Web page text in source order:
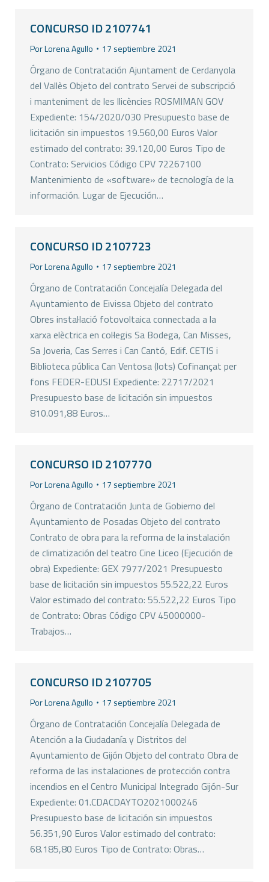
CONCURSO ID 2107741
PorLorena Agullo 17 septiembre 2021
Órgano de Contratación Ajuntament de Cerdanyola
del Vallès Objeto del contrato Servei de subscripció
i manteniment de les llicències ROSMIMAN GOV
Expediente: 154/2020/030 Presupuesto base de
licitación sin impuestos 19.560,00 Euros Valor
estimado del contrato: 39.120,00 Euros Tipo de
Contrato: Servicios Código CPV 72267100
Mantenimiento de «software» de tecnología de la
información. Lugar de Ejecución…
CONCURSO ID 2107723
PorLorena Agullo 17 septiembre 2021
Órgano de Contratación Concejalía Delegada del
Ayuntamiento de Eivissa Objeto del contrato
Obres instal·lació fotovoltaica connectada a la
xarxa elèctrica en col·legis Sa Bodega, Can Misses,
Sa Joveria, Cas Serres i Can Cantó, Edif. CETIS i
Biblioteca pública Can Ventosa (lots) Cofinançat per
fons FEDER-EDUSI Expediente: 22717/2021
Presupuesto base de licitación sin impuestos
810.091,88 Euros…
CONCURSO ID 2107770
PorLorena Agullo 17 septiembre 2021
Órgano de Contratación Junta de Gobierno del
Ayuntamiento de Posadas Objeto del contrato
Contrato de obra para la reforma de la instalación
de climatización del teatro Cine Liceo (Ejecución de
obra) Expediente: GEX 7977/2021 Presupuesto
base de licitación sin impuestos 55.522,22 Euros
Valor estimado del contrato: 55.522,22 Euros Tipo
de Contrato: Obras Código CPV 45000000-
Trabajos…
CONCURSO ID 2107705
PorLorena Agullo 17 septiembre 2021
Órgano de Contratación Concejalía Delegada de
Atención a la Ciudadanía y Distritos del
Ayuntamiento de Gijón Objeto del contrato Obra de
reforma de las instalaciones de protección contra
incendios en el Centro Municipal Integrado Gijón-Sur
Expediente: 01.CDACDAYTO2021000246
Presupuesto base de licitación sin impuestos
56.351,90 Euros Valor estimado del contrato:
68.185,80 Euros Tipo de Contrato: Obras…